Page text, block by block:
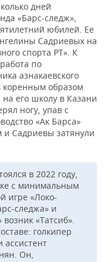
дней
«Барс-следж»,
юбилей. Ее
Садриевых на
спорта РТ». К
по
азнакаевского
коренным образом
на его школу в Казани
ногу, упав с
«Ак Барса»
и Садриевы затянули
в 2022 году,
с минимальным
игре «Локо-
следжа» и
«Татсиб».
голкипер
ассистент
Он,